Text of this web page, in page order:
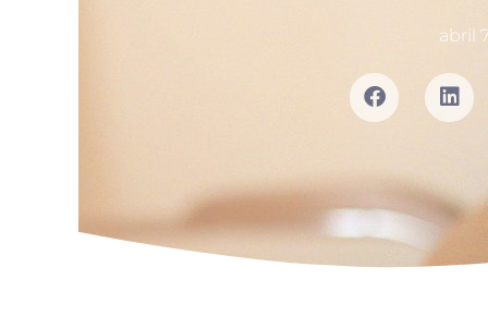
abril